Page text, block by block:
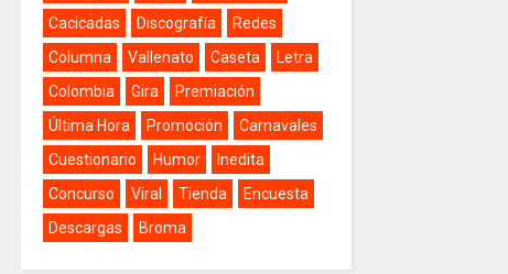
Cacicadas
Discografía
Redes
Columna
Vallenato Caseta
Letra
Colombia
Gira
Premiación
Última Hora
Promoción
Carnavales
Cuestionario
Humor
Inedita
Concurso
Viral Tienda
Encuesta
Descargas
Broma